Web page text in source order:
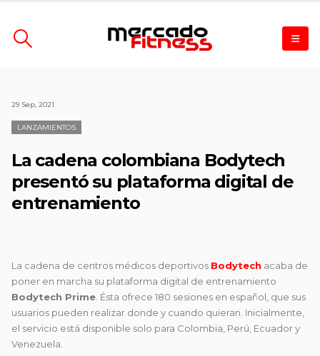
29 Sep, 2021
LANZAMIENTOS
La cadena colombiana Bodytech
presentó su plataforma digital de
entrenamiento
La cadena de centros médicos deportivos Bodytech acaba de
poner en marcha su plataforma digital de entrenamiento
Bodytech Prime . Ésta ofrece 180 sesiones en español, que sus
usuarios pueden realizar donde y cuando quieran. Inicialmente,
el servicio está disponible solo para Colombia, Perú, Ecuador y
Venezuela.